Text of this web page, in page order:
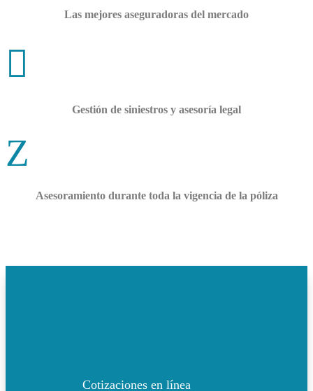
Las mejores aseguradoras del mercado

Gestión de siniestros y asesoría legal
Z
Asesoramiento durante toda la vigencia de la póliza
Cotizaciones en línea